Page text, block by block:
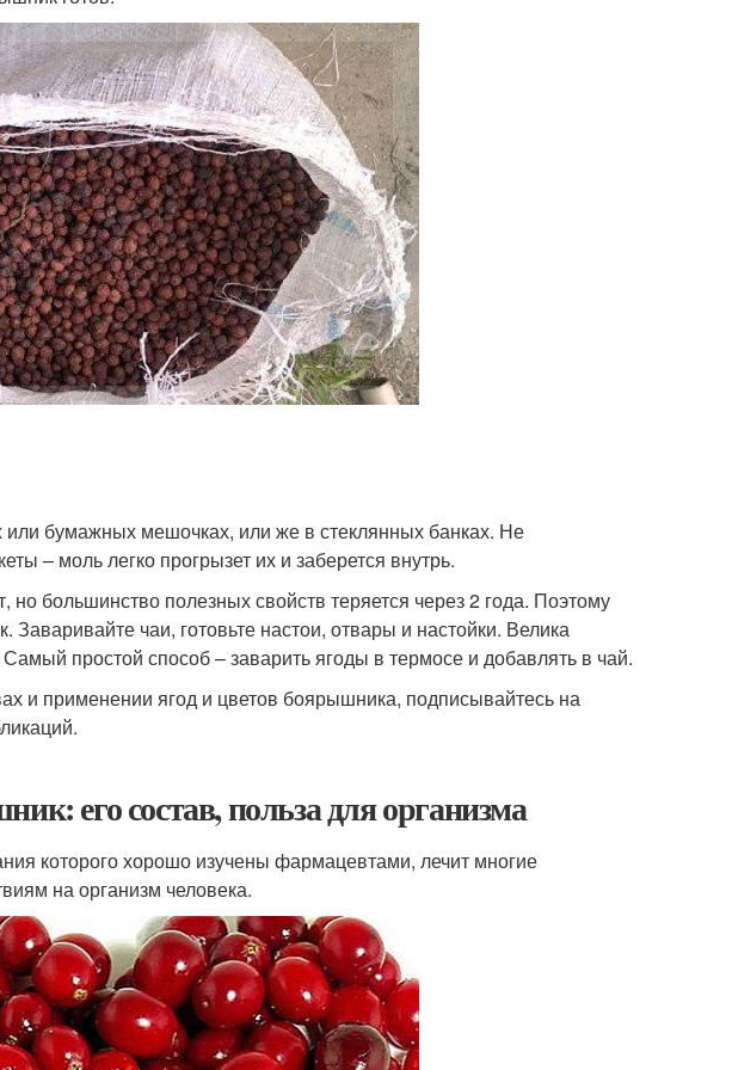
бумажных мешочках, или же в стеклянных банках. Не
– моль легко прогрызет их и заберется внутрь.
но большинство полезных свойств теряется через 2 года. Поэтому
Заваривайте чаи, готовьте настои, отвары и настойки. Велика
простой способ – заварить ягоды в термосе и добавлять в чай.
и применении ягод и цветов боярышника, подписывайтесь на
его состав, польза для организма
которого хорошо изучены фармацевтами, лечит многие
на организм человека.